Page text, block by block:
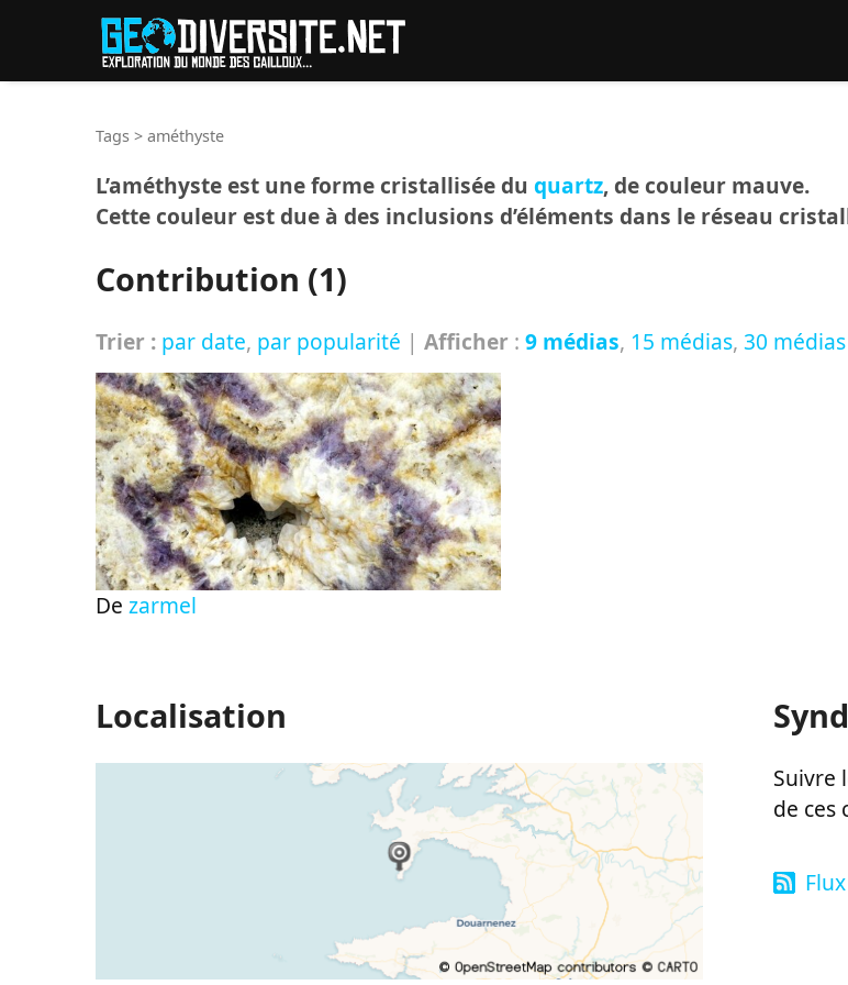
Tags > améthyste
L’améthyste est une forme cristallisée du quartz, de couleur mauve.
Cette couleur est due à des inclusions d’éléments dans le réseau
Contribution (1)
Trier : par date, par popularité | Afficher : 9 médias, 15 médias, 30 médias
De zarmel
Localisation
Suivre
de ces